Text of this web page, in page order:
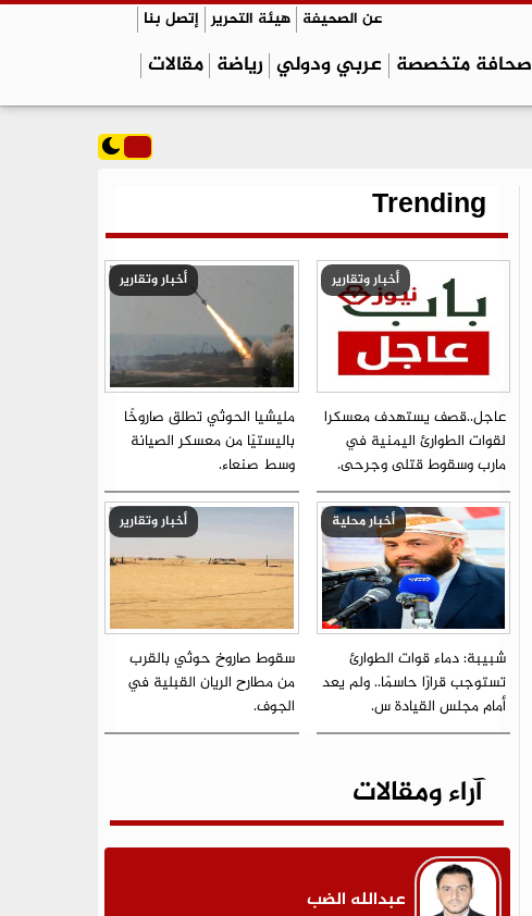
عن الصحيفة هيئة التحرير إتصل بنا
صحافة متخصصة عربي ودولي رياضة مقالات
Trending
أخبار وتقارير
عاجل..قصف يستهدف معسكرا
لقوات الطوارئ اليمنية في
مارب وسقوط قتلى وجرحى.
أخبار وتقارير
مليشيا الحوثي تطلق صاروخًا
باليستيًا من معسكر الصيانة
وسط صنعاء.
أخبار محلية
شبيبة: دماء قوات الطوارئ
تستوجب قرارًا حاسمًا.. ولم يعد
أمام مجلس القيادة س.
أخبار وتقارير
سقوط صاروخ حوثي بالقرب
من مطارح الريان القبلية في
الجوف.
آراء ومقالات
عبدالله الضب